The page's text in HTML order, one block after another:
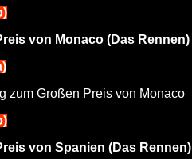
von Monaco (Das Rennen)
zum Großen Preis von Monaco
von Spanien (Das Rennen)